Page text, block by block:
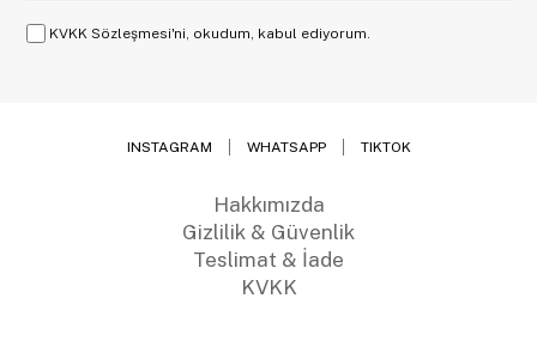
KVKK Sözleşmesi'ni, okudum, kabul ediyorum.
INSTAGRAM WHATSAPP TIKTOK
Hakkımızda
Gizlilik & Güvenlik
Teslimat & İade
KVKK